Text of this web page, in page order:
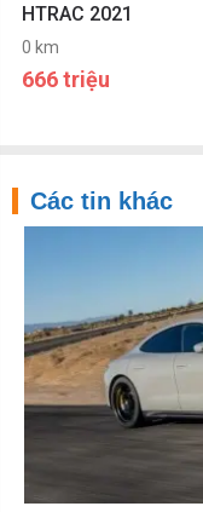
HTRAC 2021
0 km
666 triệu
Các tin khác